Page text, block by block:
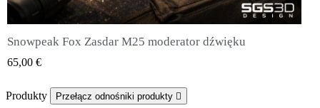
QUICK VIEW
Snowpeak Fox Zasdar M25 moderator dźwięku
65,00 €
Produkty Przełącz odnośniki produkty 